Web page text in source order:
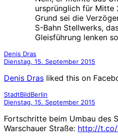
ursprünglich für Mitte
Grund sei die
S-Bahn Stellwerks,
Gleisführung lenken
Denis Dras
Dienstag, 15. September 2015
Denis Dras liked this on
StadtBildBerlin
Dienstag, 15. September 2015
Fortschritte beim Umbau des
Warschauer Straße: http://t.co/